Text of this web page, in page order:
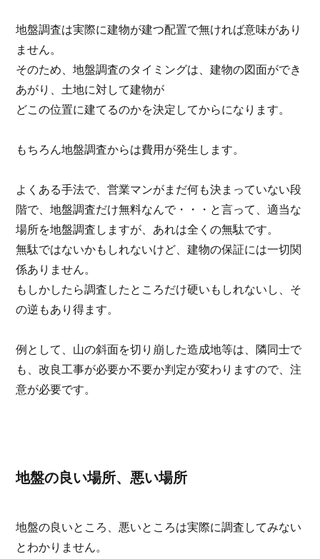
地盤調査は実際に建物が建つ配置で無ければ意味があり
ません。
そのため、地盤調査のタイミングは、建物の図面ができ
あがり、土地に対して建物が
どこの位置に建てるのかを決定してからになります。
もちろん地盤調査からは費用が発生します。
よくある手法で、営業マンがまだ何も決まっていない段
階で、地盤調査だけ無料なんで・・・と言って、適当な
場所を地盤調査しますが、あれは全くの無駄です。
無駄ではないかもしれないけど、建物の保証には一切関
係ありません。
もしかしたら調査したところだけ硬いもしれないし、そ
の逆もあり得ます。
例として、山の斜面を切り崩した造成地等は、隣同士で
も、改良工事が必要か不要か判定が変わりますので、注
意が必要です。
地盤の良い場所、悪い場所
地盤の良いところ、悪いところは実際に調査してみない
とわかりません。